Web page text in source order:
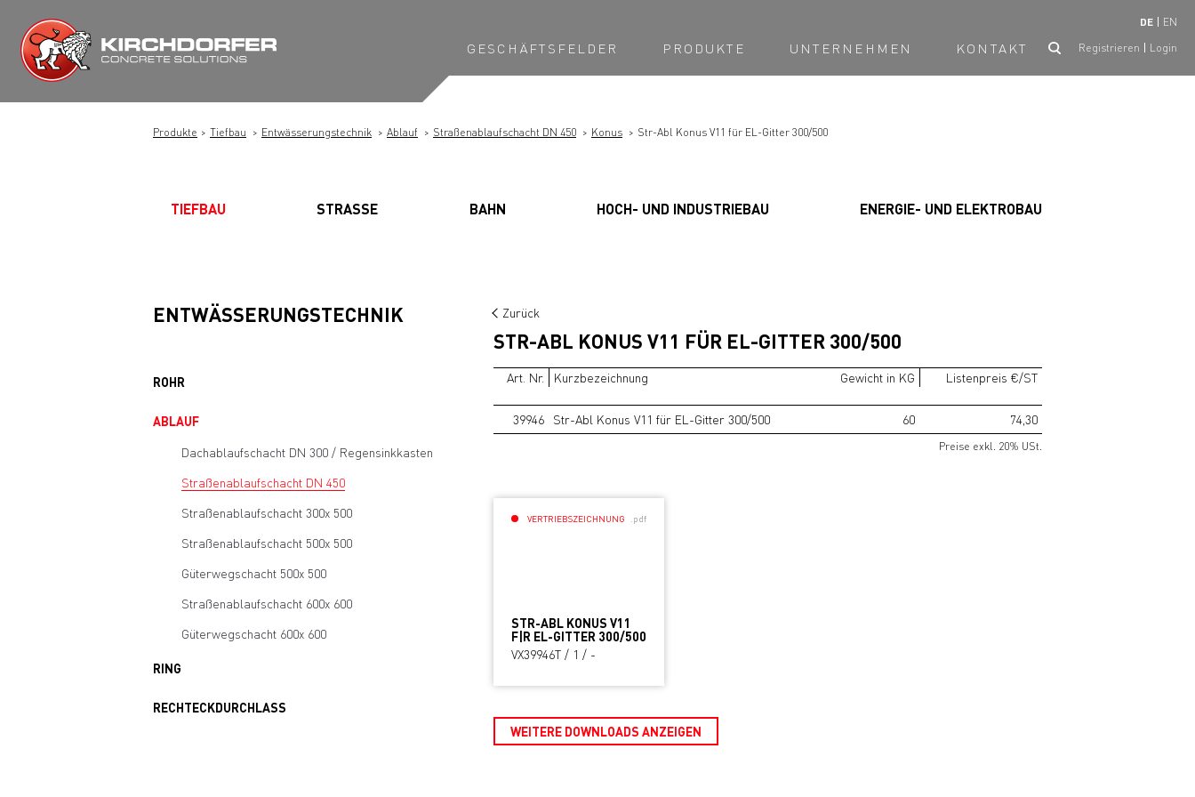
Inhalt
springen
DE EN
GESCHÄFTSFELDER PRODUKTE UNTERNEHMEN KONTAKT Registrieren Login
Produkte Tiefbau Entwässerungstechnik Ablauf Straßenablaufschacht DN 450 Konus Str-Abl Konus V11 für EL-Gitter 300/500
TIEFBAU STRASSE BAHN HOCH- UND INDUSTRIEBAU ENERGIE- UND ELEKTROBAU
ENTWÄSSERUNGSTECHNIK
ROHR
ABLAUF
Dachablaufschacht DN 300 / Regensinkkasten
Straßenablaufschacht DN 450
Straßenablaufschacht 300x 500
Straßenablaufschacht 500x 500
Güterwegschacht 500x 500
Straßenablaufschacht 600x 600
Güterwegschacht 600x 600
RING
RECHTECKDURCHLASS
Zurück
STR-ABL KONUS V11 FÜR EL-GITTER 300/500
Art. Nr. Kurzbezeichnung Gewicht in KG Listenpreis €/ST
39946 Str-Abl Konus V11 für EL-Gitter 300/500 60 74,30
Preise exkl. 20% USt.
VERTRIEBSZEICHNUNG .pdf
STR-ABL KONUS V11
F|R EL-GITTER 300/500
VX39946T / 1 / -
WEITERE DOWNLOADS ANZEIGEN